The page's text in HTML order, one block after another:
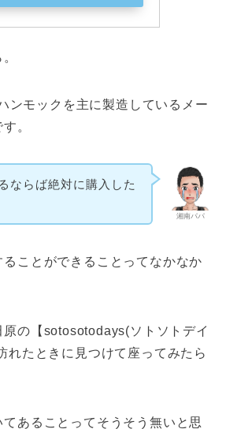
ンモックを主に製造しているメー
。
湘南パパ
ならば絶対に購入した
ことができることってなかなか
の【sotosotodays(ソトソトデイ
れたときに見つけて座ってみたら
あることってそうそう無いと思